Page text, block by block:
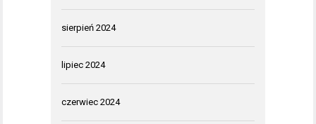
sierpień 2024
lipiec 2024
czerwiec 2024